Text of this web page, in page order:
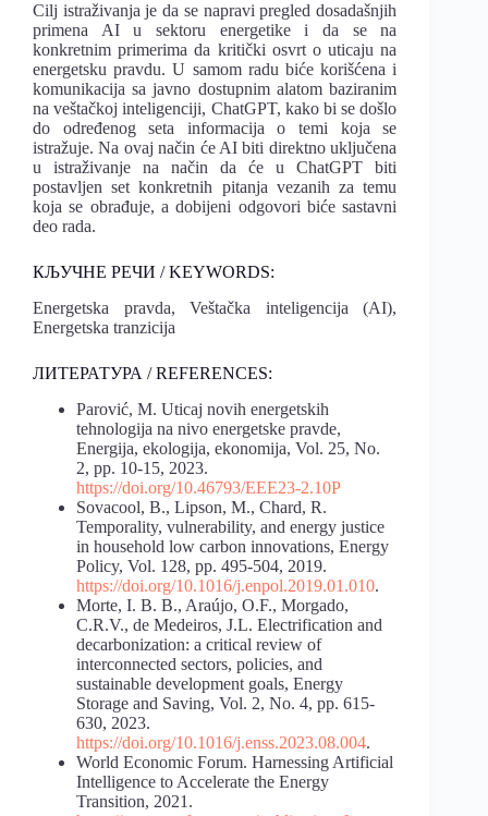
Cilj istraživanja je da se napravi pregled dosadašnjih
primena AI u sektoru energetike i da se na
konkretnim primerima da kritički osvrt o uticaju na
energetsku pravdu. U samom radu biće korišćena i
komunikacija sa javno dostupnim alatom baziranim
na veštačkoj inteligenciji, ChatGPT, kako bi se došlo
do određenog seta informacija o temi koja se
istražuje. Na ovaj način će AI biti direktno uključena
u istraživanje na način da će u ChatGPT biti
postavljen set konkretnih pitanja vezanih za temu
koja se obrađuje, a dobijeni odgovori biće sastavni
deo rada.
КЉУЧНЕ РЕЧИ / KEYWORDS:
Energetska pravda, Veštačka inteligencija (AI),
Energetska tranzicija
ЛИТЕРАТУРА / REFERENCES:
Parović, M. Uticaj novih energetskih
tehnologija na nivo energetske pravde,
Energija, ekologija, ekonomija, Vol. 25, No.
2, pp. 10-15, 2023.
https://doi.org/10.46793/EEE23-2.10P
Sovacool, B., Lipson, M., Chard, R.
Temporality, vulnerability, and energy justice
in household low carbon innovations, Energy
Policy, Vol. 128, pp. 495-504, 2019.
https://doi.org/10.1016/j.enpol.2019.01.010.
Morte, I. B. B., Araújo, O.F., Morgado,
C.R.V., de Medeiros, J.L. Electrification and
decarbonization: a critical review of
interconnected sectors, policies, and
sustainable development goals, Energy
Storage and Saving, Vol. 2, No. 4, pp. 615-
630, 2023.
https://doi.org/10.1016/j.enss.2023.08.004.
World Economic Forum. Harnessing Artificial
Intelligence to Accelerate the Energy
Transition, 2021.